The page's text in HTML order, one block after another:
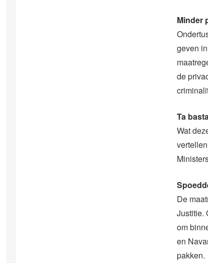
Minder
geven
de
Ta
Wat
De
Justitie.
om
en
pakken.